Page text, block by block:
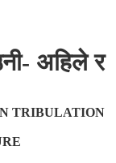
अहिले र
TRIBULATION